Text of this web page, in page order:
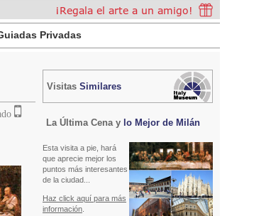
Privadas
Visitas Similares
La Última Cena y lo Mejor de Milán
Esta visita a pie, hará
que aprecie mejor los
puntos más interesantes
de la ciudad...
Haz click aquí para más
información